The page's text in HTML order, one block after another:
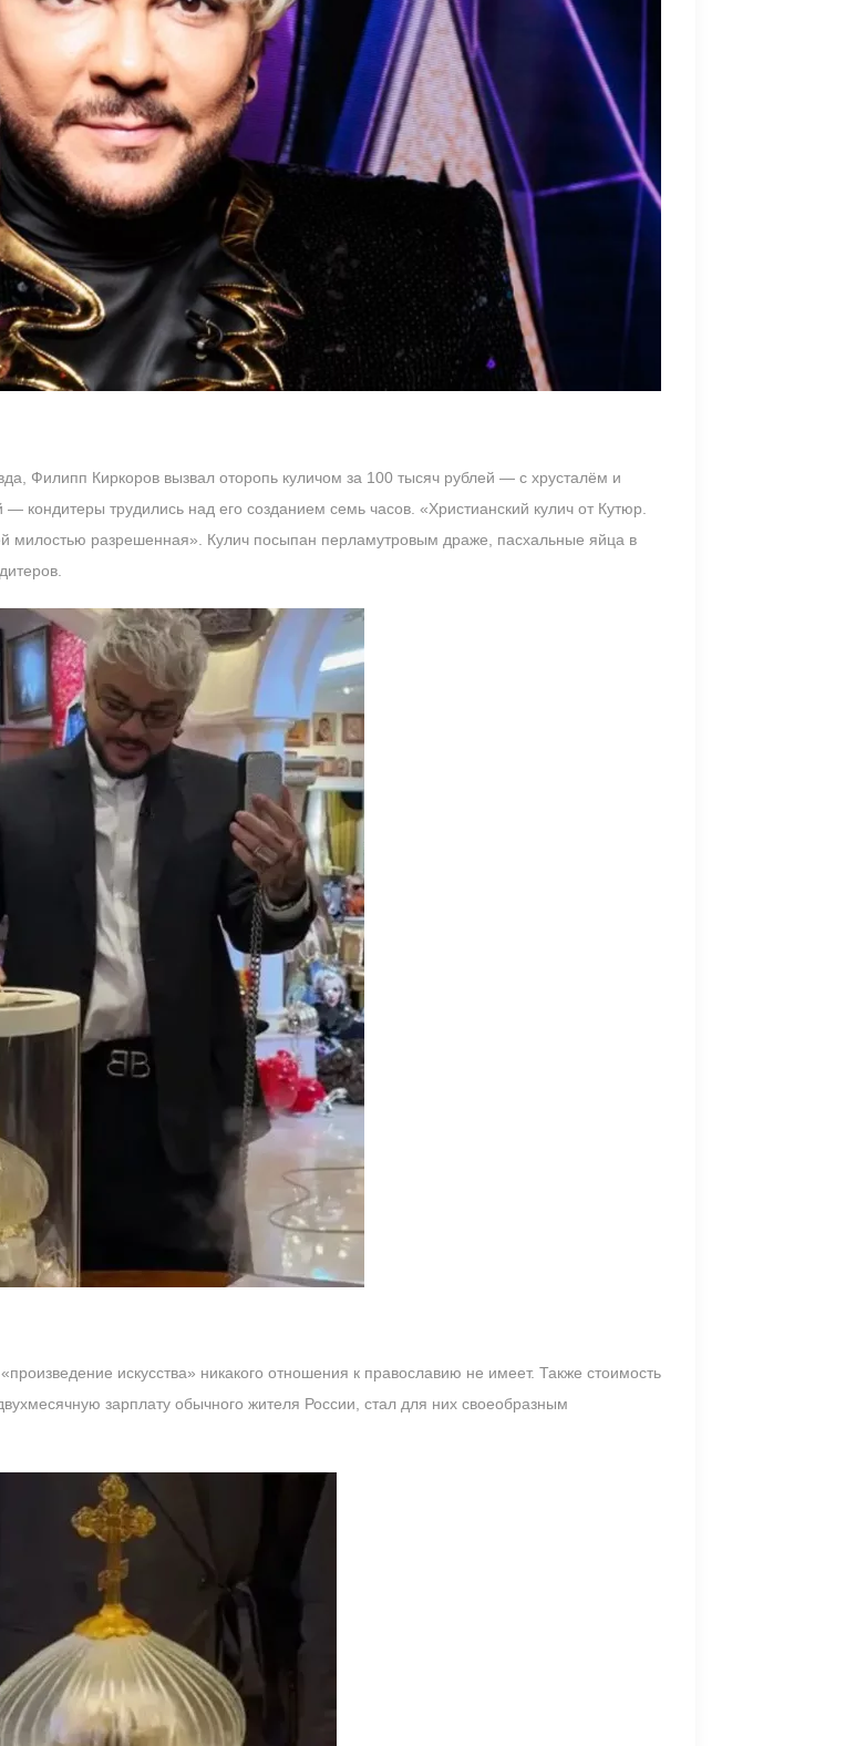
Филипп Киркоров вызвал оторопь куличом за 100 тысяч рублей — с хрусталём и
кондитеры трудились над его созданием семь часов. «Христианский кулич от Кутюр.
милостью разрешенная». Кулич посыпан перламутровым драже, пасхальные яйца в
искусства» никакого отношения к православию не имеет. Также стоимость
зарплату обычного жителя России, стал для них своеобразным